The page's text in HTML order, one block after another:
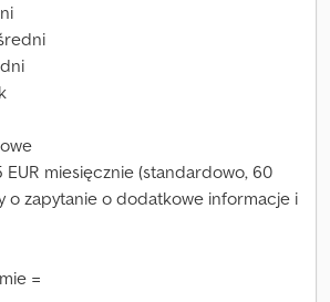
EUR miesięcznie (standardowo, 60
o zapytanie o dodatkowe informacje i
=